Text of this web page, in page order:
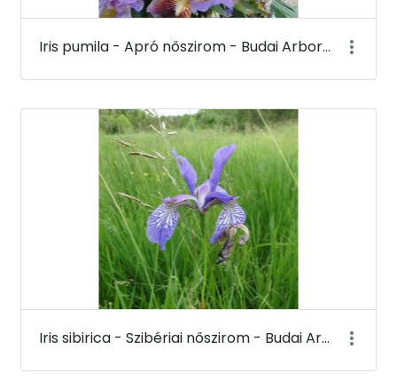
Iris pumila - Apró nőszirom - Budai Arborétum
Iris sibirica - Szibériai nőszirom - Budai Arborétum